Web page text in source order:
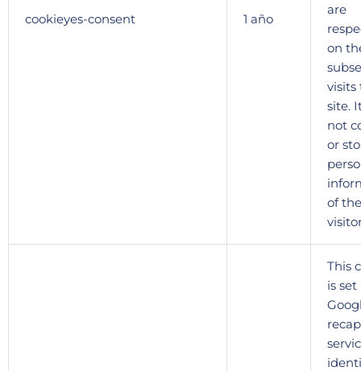
cookieyes-consent 1 año
are
on
visits
site.
not
or
of
This
is